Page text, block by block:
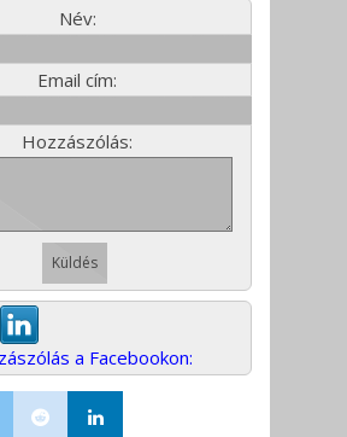
Név:
Email cím:
Hozzászólás:
a Facebookon: